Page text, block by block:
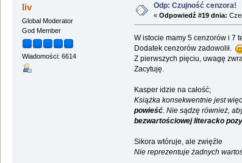
liv
Global Moderator
God Member
Wiadomości: 6614
Odp: Czujność cenzora!
« Odpowiedź #19 dnia:
W istocie mamy 5 cenzorów i 7
Dodatek cenzorów zadowolił.
Z pierwszych pięciu, uwagę
Zacytuję.
Kasper idzie na całość;
Książka konsekwentnie jest
powieść. Nie sądzę również,
bezwartościowej literacko
Sikora wtóruje, ale zwięźle
Nie reprezentuje żadnych